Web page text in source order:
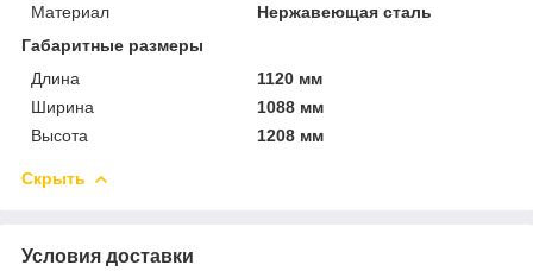
Материал
Нержавеющая сталь
Габаритные размеры
Длина
1120 мм
Ширина
1088 мм
Высота
1208 мм
Скрыть
Условия доставки